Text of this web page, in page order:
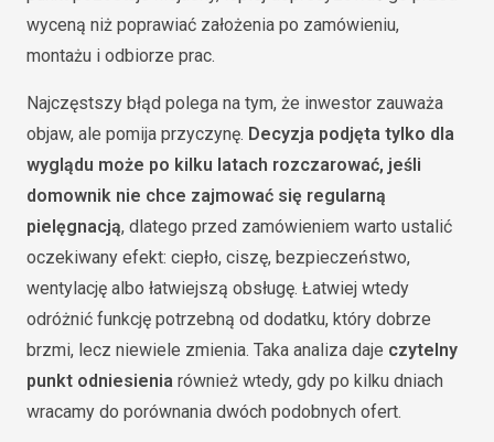
wyceną niż poprawiać założenia po zamówieniu,
montażu i odbiorze prac.
Najczęstszy błąd polega na tym, że inwestor zauważa
objaw, ale pomija przyczynę. Decyzja podjęta tylko dla
wyglądu może po kilku latach rozczarować, jeśli
domownik nie chce zajmować się regularną
pielęgnacją, dlatego przed zamówieniem warto ustalić
oczekiwany efekt: ciepło, ciszę, bezpieczeństwo,
wentylację albo łatwiejszą obsługę. Łatwiej wtedy
odróżnić funkcję potrzebną od dodatku, który dobrze
brzmi, lecz niewiele zmienia. Taka analiza daje czytelny
punkt odniesienia również wtedy, gdy po kilku dniach
wracamy do porównania dwóch podobnych ofert.